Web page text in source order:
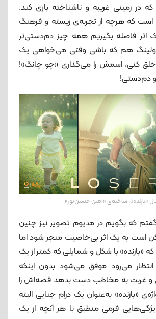
در زمینی غریبه و ناشناخته بازی کند.
که هرچه از تجربه‌ی زیسته و فرهنگ
اثر فاصله بگیریم همه چیز دم‌دستی‌تر
هم که باشی وقتی می‌خواهی یک
کنی، اسمش را می‌گذاری «چو چانگ»!
دم‌دستی!
«بازنده»، ساخته‌ی «امین حسین‌پور»
که بگویم در مدیوم تصویر نیز چنین
است به یک اثر بی‌خاصیت منجر شود اما
«بازنده» با شکل و شمایلی که کمتر از یک
انتظار می‌رود موفق می‌شود بدون اینکه
و غربت به مخاطب دست بدهد قصه‌اش را
«بازنده» به‌عنوان یک درام جنایی البته
فرمی منطبق با هر آنچه از یک